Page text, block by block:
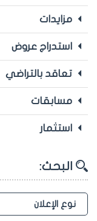
مزايدات
استدراج عروض
تعاقد بالتراضي
مسابقات
استثمار
البحث: